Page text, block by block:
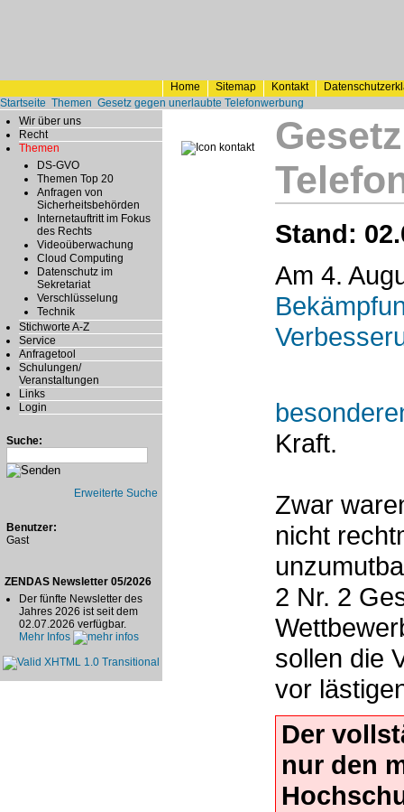
Home Sitemap Kontakt
Startseite Themen Gesetz gegen unerlaubte Telefonwerbung
Wir über uns
Recht
Themen
DS-GVO
Themen Top 20
Anfragen von
Sicherheitsbehörden
Internetauftritt im Fokus
des Rechts
Videoüberwachung
Cloud Computing
Datenschutz im
Sekretariat
Verschlüsselung
Technik
Stichworte A-Z
Service
Anfragetool
Schulungen/
Veranstaltungen
Links
Login
Suche:
Erweiterte Suche
Benutzer:
Gast
ZENDAS Newsletter 05/2026
Der fünfte Newsletter des
Jahres 2026 ist seit dem
02.07.2026 verfügbar.
Mehr Infos
Stand:
Am 4.
Kraft.
Zwar
nicht
2 Nr. 2
sollen die
vor
Der
nur den